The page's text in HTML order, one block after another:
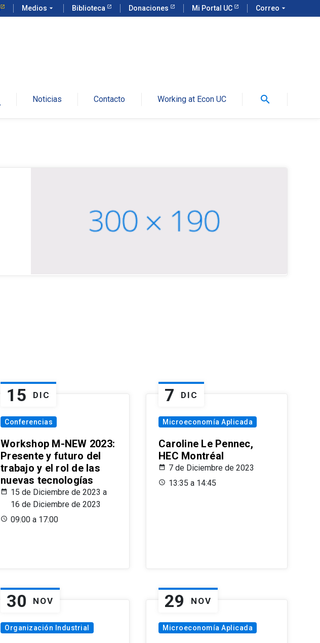
Medios arrow_drop_down Biblioteca Donaciones Mi Portal UC Correo arrow_drop_down
Noticias Contacto Working at Econ UC search
15 DIC
Conferencias
Workshop M-NEW 2023:
Presente y futuro del
trabajo y el rol de las
nuevas tecnologías
15 de Diciembre de 2023 a
16 de Diciembre de 2023
09:00 a 17:00
7 DIC
Microeconomía Aplicada
Caroline Le Pennec,
HEC Montréal
7 de Diciembre de 2023
13:35 a 14:45
30 NOV
Organización Industrial
29 NOV
Microeconomía Aplicada